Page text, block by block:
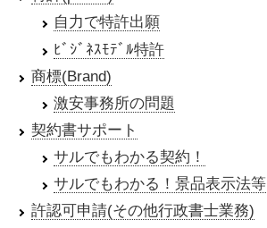
自力で特許出願
ﾋﾞｼﾞﾈｽﾓﾃﾞﾙ特許
商標(Brand)
激安事務所の問題
契約書サポート
サルでもわかる契約！
サルでもわかる！景品表示法等
許認可申請(その他行政書士業務)